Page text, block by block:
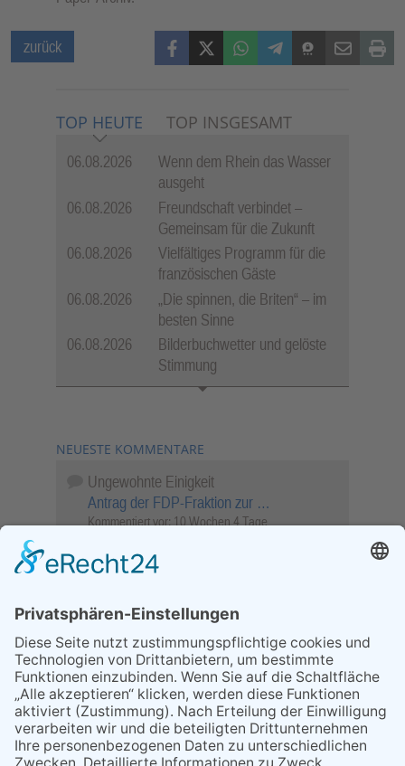
zurück FacebookX (Twitter)WhatsAppTelegramThreemaMail Print
TOP HEUTE TOP INSGESAMT
06.08.2026
Wenn dem Rhein das Wasser
ausgeht
06.08.2026
Freundschaft verbindet –
Gemeinsam für die Zukunft
06.08.2026
Vielfältiges Programm für die
französischen Gäste
06.08.2026
„Die spinnen, die Briten“ – im
besten Sinne
06.08.2026
Bilderbuchwetter und gelöste
Stimmung
NEUESTE KOMMENTARE
Ungewohnte Einigkeit
Antrag der FDP-Fraktion zur …
Kommentiert vor: 10 Wochen 4 Tage
Objekt …
Kommentiert vor: 25 Wochen 6 Tage
Sperrung für Wassersportler schlägt hohe
Wellen
Sperrung der Stillgewässer
Kommentiert vor:1 Jahr 50 Wochen
Literarischer Rückblick
Alte Schule
Kommentiert vor:3 Jahre 18 Wochen